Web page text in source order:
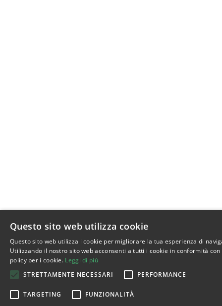
Questo sito web utilizza cookie
Questo sito web utilizza i cookie per migliorare la tua esperienza di
Utilizzando il nostro sito web acconsenti a tutti i cookie in conformità
policy per i cookie. Leggi di più
STRETTAMENTE NECESSARI
PERFORMANCE
TARGETING
FUNZIONALITÀ